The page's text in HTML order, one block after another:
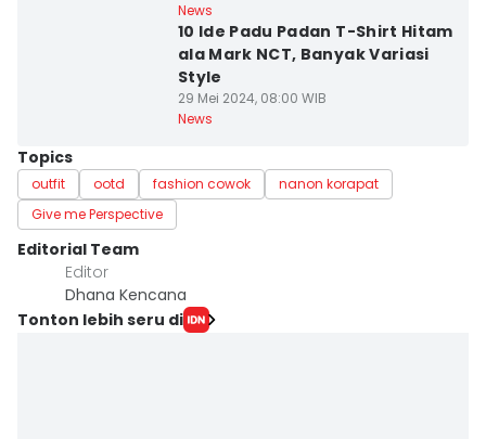
News
10 Ide Padu Padan T-Shirt Hitam
ala Mark NCT, Banyak Variasi
Style
29 Mei 2024, 08:00 WIB
News
Topics
outfit ootd fashion cowok
nanon korapat
Give me Perspective
Editorial Team
Editor
Dhana Kencana
Tonton lebih seru di